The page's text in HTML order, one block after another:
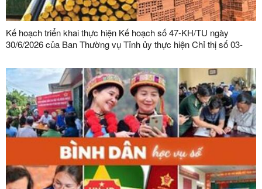
Kế hoạch triển khai thực hiện Kế hoạch số 47-KH/TU ngày
30/6/2026 của Ban Thường vụ Tỉnh ủy thực hiện Chỉ thị số 03-
đạo của Đảng đối với công tác quản lý, phát triển vật liệu xây
dựng trong giai đoạn mới